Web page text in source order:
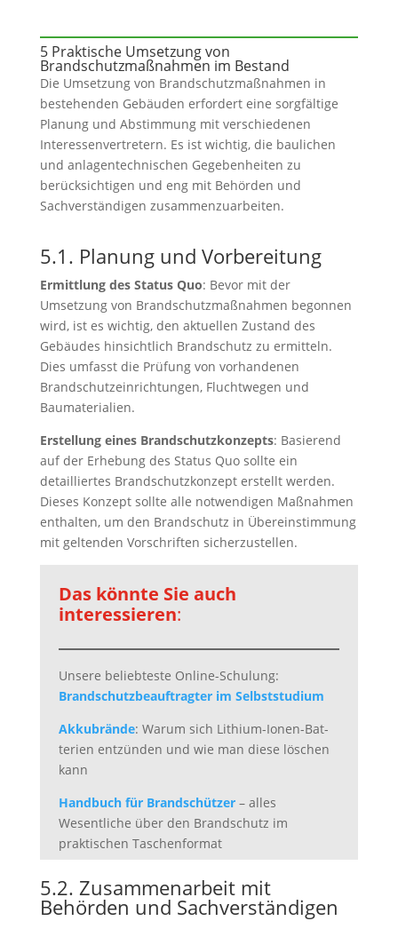
5 Praktische Umsetzung von
Brandschutzmaßnahmen im Bestand
Die Umsetzung von Brandschutzmaßnahmen in
bestehenden Gebäuden erfordert eine sorgfältige
Planung und Abstimmung mit verschiedenen
Interessenvertretern. Es ist wichtig, die baulichen
und anlagentechnischen Gegebenheiten zu
berücksichtigen und eng mit Behörden und
Sachverständigen zusammenzuarbeiten.
5.1. Planung und Vorbereitung
Ermittlung des Status Quo: Bevor mit der
Umsetzung von Brandschutzmaßnahmen begonnen
wird, ist es wichtig, den aktuellen Zustand des
Gebäudes hinsichtlich Brandschutz zu ermitteln.
Dies umfasst die Prüfung von vorhandenen
Brandschutzeinrichtungen, Fluchtwegen und
Baumaterialien.
Erstellung eines Brandschutzkonzepts: Basierend
auf der Erhebung des Status Quo sollte ein
detailliertes Brandschutzkonzept erstellt werden.
Dieses Konzept sollte alle notwendigen Maßnahmen
enthalten, um den Brandschutz in Übereinstimmung
mit geltenden Vorschriften sicherzustellen.
Das könnte Sie auch
interessieren:
Unsere beliebteste Online-Schulung:
Brandschutzbeauftragter im Selbststudium
Akku­brände: Warum sich Lithium-Ionen-Bat­
te­rien ent­zün­den und wie man diese löschen
kann
Handbuch für Brandschützer– alles
Wesentliche über den Brandschutz im
praktischen Taschenformat
5.2. Zusammenarbeit mit
Behörden und Sachverständigen